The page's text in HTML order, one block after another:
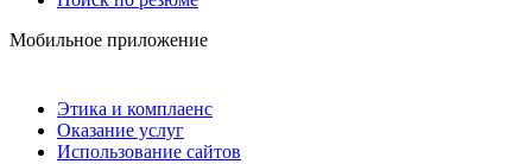
Мобильное приложение
Этика и комплаенс
Оказание услуг
Использование сайтов